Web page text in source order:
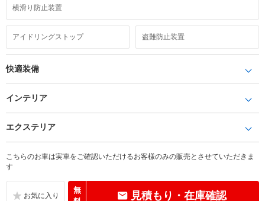
横滑り防止装置
アイドリングストップ 盗難防止装置
快適装備
インテリア
エクステリア
こちらのお車は実車をご確認いただけるお客様のみの販売とさせていただきま
す
無
見積もり・在庫確認